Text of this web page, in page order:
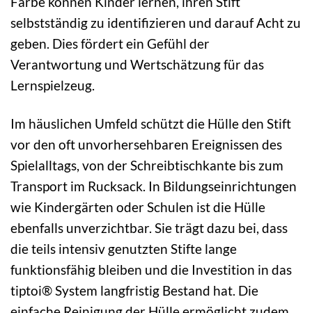
selbstständig zu identifizieren und darauf Acht zu
geben. Dies fördert ein Gefühl der
Verantwortung und Wertschätzung für das
Lernspielzeug.
Im häuslichen Umfeld schützt die Hülle den Stift
vor den oft unvorhersehbaren Ereignissen des
Spielalltags, von der Schreibtischkante bis zum
Transport im Rucksack. In Bildungseinrichtungen
wie Kindergärten oder Schulen ist die Hülle
ebenfalls unverzichtbar. Sie trägt dazu bei, dass
die teils intensiv genutzten Stifte lange
funktionsfähig bleiben und die Investition in das
tiptoi® System langfristig Bestand hat. Die